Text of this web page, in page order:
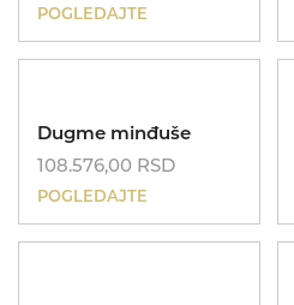
Koreni
POGLEDAJTE
Dugme minđuše
108.576,00 RSD
POGLEDAJTE